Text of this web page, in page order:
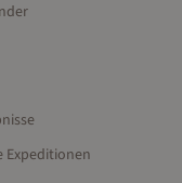
Expeditionen